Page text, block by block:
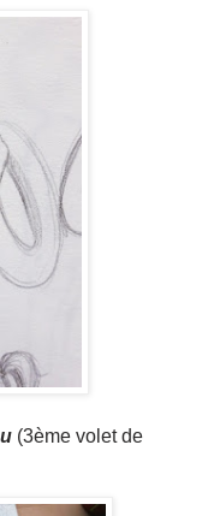
(3ème volet de